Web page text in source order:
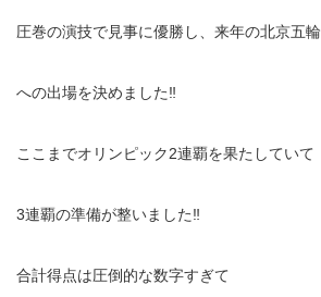
圧巻の演技で見事に優勝し、来年の北京五輪
への出場を決めました‼️
ここまでオリンピック2連覇を果たしていて
3連覇の準備が整いました‼️
合計得点は圧倒的な数字すぎて